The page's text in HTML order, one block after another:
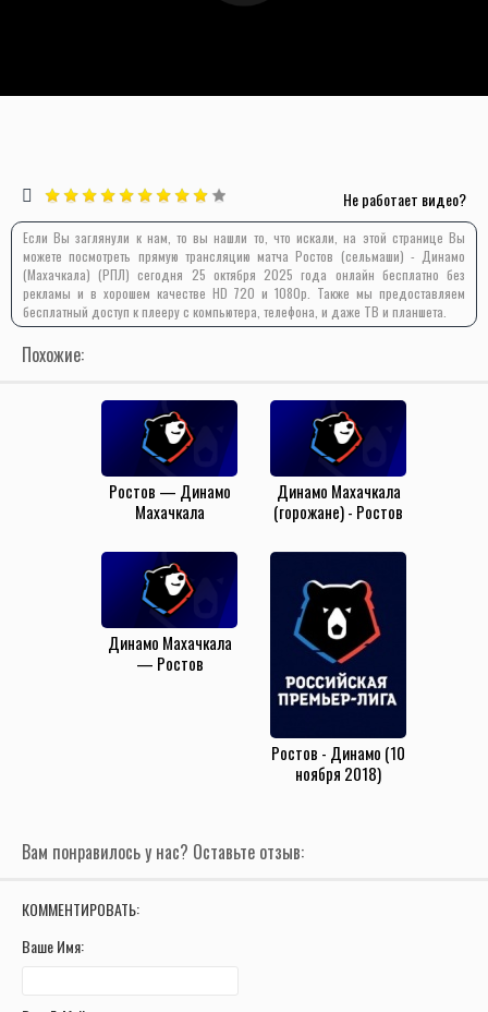
Не работает видео?
Если Вы заглянули к нам, то вы нашли то, что искали, на этой странице Вы
можете посмотреть прямую трансляцию матча Ростов (сельмаши) - Динамо
(Махачкала) (РПЛ) сегодня 25 октября 2025 года онлайн бесплатно без
рекламы и в хорошем качестве HD 720 и 1080p. Также мы предоставляем
бесплатный доступ к плееру с компьютера, телефона, и даже ТВ и планшета.
Похожие:
Ростов — Динамо
Махачкала
Динамо Махачкала
(горожане) - Ростов
(24.05.2025)
Динамо Махачкала
— Ростов
Ростов - Динамо (10
ноября 2018)
Вам понравилось у нас? Оставьте отзыв:
КОММЕНТИРОВАТЬ:
Ваше Имя: